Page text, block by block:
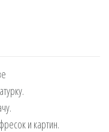
и картин.